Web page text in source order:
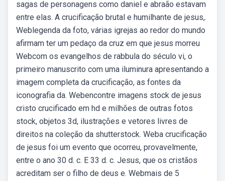
sagas de personagens como daniel e abraão estavam
entre elas. A crucificação brutal e humilhante de jesus,.
Weblegenda da foto, várias igrejas ao redor do mundo
afirmam ter um pedaço da cruz em que jesus morreu
Webcom os evangelhos de rabbula do século vi, o
primeiro manuscrito com uma iluminura apresentando a
imagem completa da crucificação, as fontes da
iconografia da. Webencontre imagens stock de jesus
cristo crucificado em hd e milhões de outras fotos
stock, objetos 3d, ilustrações e vetores livres de
direitos na coleção da shutterstock. Weba crucificação
de jesus foi um evento que ocorreu, provavelmente,
entre o ano 30 d. c. E 33 d. c. Jesus, que os cristãos
acreditam ser o filho de deus e. Webmais de 5